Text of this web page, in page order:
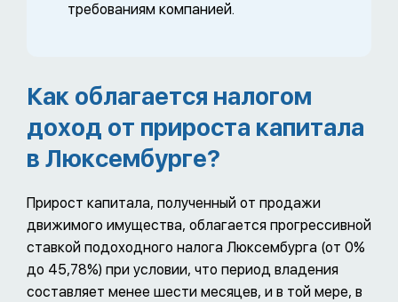
требованиям компанией.
Как облагается налогом
доход от прироста капитала
в Люксембурге?
Прирост капитала, полученный от продажи
движимого имущества, облагается прогрессивной
ставкой подоходного налога Люксембурга (от 0%
до 45,78%) при условии, что период владения
составляет менее шести месяцев, и в той мере, в